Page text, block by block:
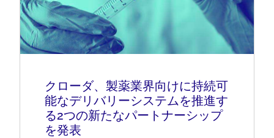
クローダ、製薬業界向けに持続可
能なデリバリーシステムを推進す
る2つの新たなパートナーシップ
を発表